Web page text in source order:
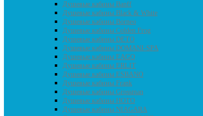
Душевые кабины Banff
Душевые кабины Black & White
Душевые кабины Borneo
Душевые кабины Colden Frog
Душевые кабины DETO
Душевые кабины DOMANI-SPA
Душевые кабины EAGO
Душевые кабины ERLIT
Душевые кабины ESBANO
Душевые кабины Frank
Душевые кабины Grossman
Душевые кабины HOTO
Душевые кабины NIAGARA